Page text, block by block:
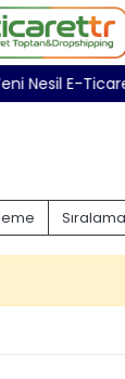
Nesil E-
Sıralama